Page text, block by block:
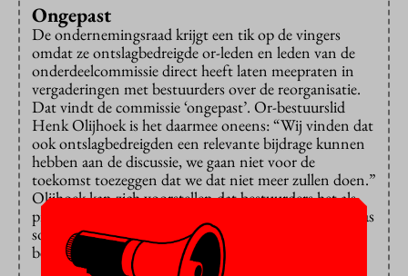
Ongepast
De ondernemingsraad krijgt een tik op de vingers
omdat ze ontslagbedreigde or-leden en leden van de
onderdeelcommissie direct heeft laten meepraten in
vergaderingen met bestuurders over de reorganisatie.
Dat vindt de commissie ‘ongepast’. Or-bestuurslid
Henk Olijhoek is het daarmee oneens: “Wij vinden dat
ook ontslagbedreigden een relevante bijdrage kunnen
hebben aan de discussie, we gaan niet voor de
toekomst toezeggen dat we dat niet meer zullen doen.”
Olijhoek kan zich voorstellen dat bestuurders het als
pijnlijk en vervelend hebben ervaren: “De discussie was
soms scherp, maar dat hoort bij hun taak als
bestuurder.”